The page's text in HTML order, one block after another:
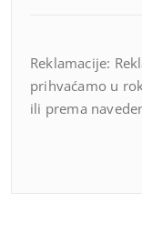
Reklamacije:
prihvaćamo u
ili prema